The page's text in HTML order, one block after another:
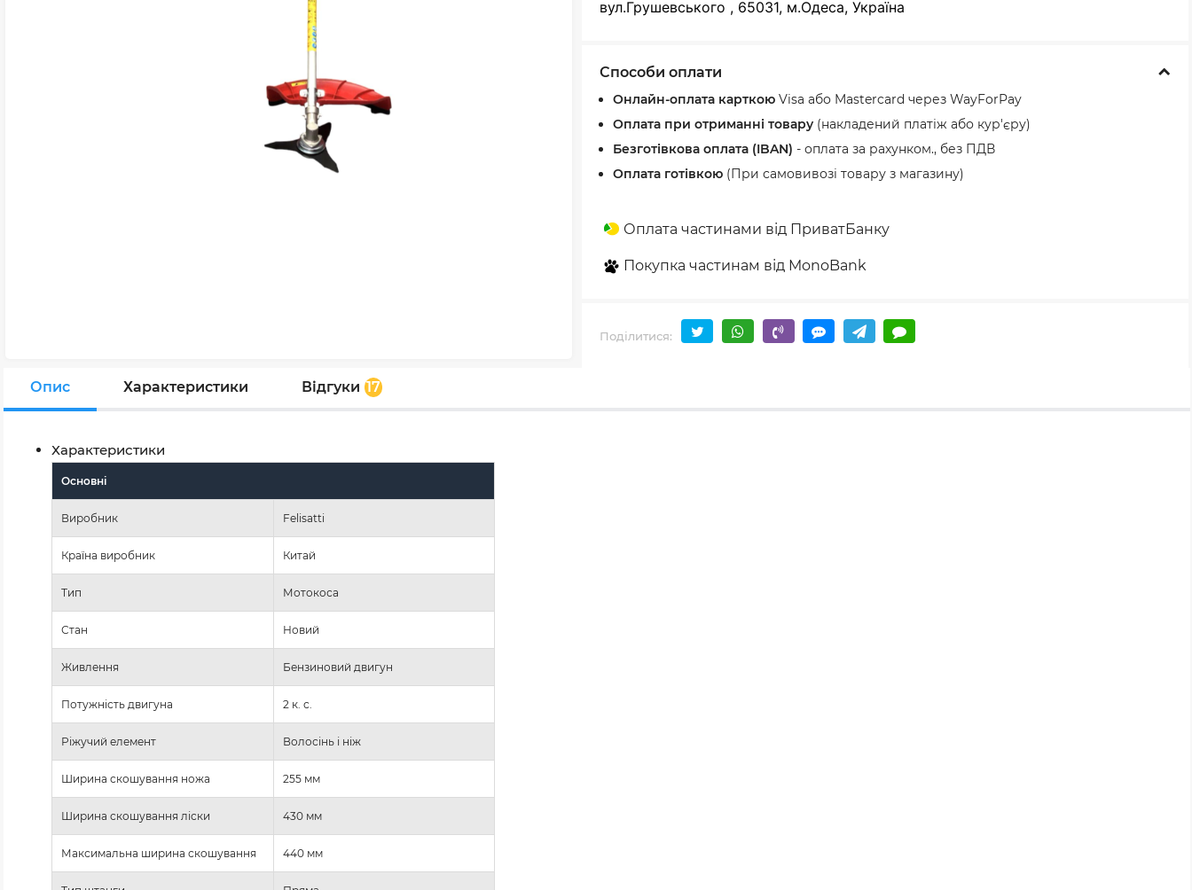
вул.Грушевського , 65031, м.Одеса, Україна
Способи оплати
Онлайн-оплата карткою Visa або Mastercard через WayForPay
Оплата при отриманні товару (накладений платіж або кур'єру)
Безготівкова оплата (IBAN) - оплата за рахунком., без ПДВ
Оплата готівкою (При самовивозі товару з магазину)
Оплата частинами від ПриватБанку
Покупка частинам від MonoBank
Поділитися:
Опис Характеристики Відгуки 17
Характеристики
Основні
Виробник Felisatti
Країна виробник Китай
Тип Мотокоса
Стан Новий
Живлення Бензиновий двигун
Потужність двигуна 2 к. с.
Ріжучий елемент Волосінь і ніж
Ширина скошування ножа 255 мм
Ширина скошування ліски 430 мм
Максимальна ширина скошування 440 мм